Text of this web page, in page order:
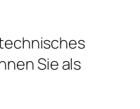
Sie als